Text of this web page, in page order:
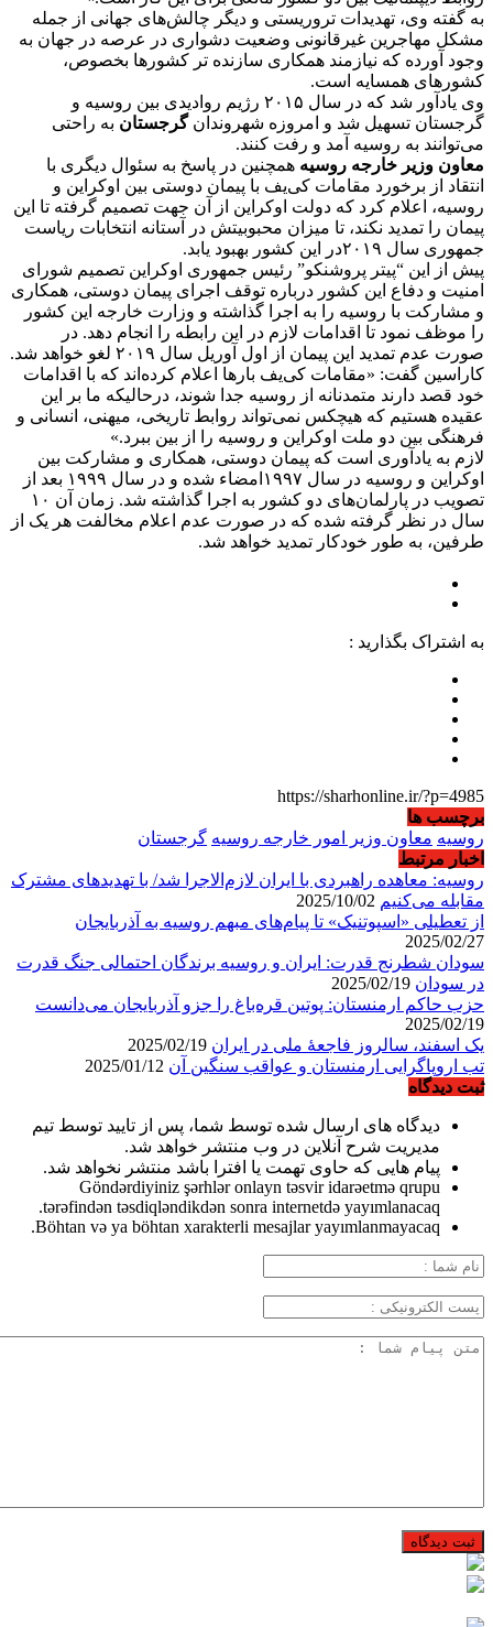
به گفته وی، تهدیدات تروریستی و دیگر چالش‌های جهانی از جمله
مشکل مهاجرین غیرقانونی وضعیت دشواری در عرصه در جهان به
وجود آورده که نیازمند همکاری سازنده تر کشورها بخصوص،
کشورهای همسایه است.
وی یادآور شد که در سال ۲۰۱۵ رژیم روادیدی بین روسیه و
گرجستان تسهیل شد و امروزه شهروندان گرجستان به راحتی
می‌توانند به روسیه آمد و رفت کنند.
معاون وزیر خارجه روسیه همچنین در پاسخ به سئوال دیگری با
انتقاد از برخورد مقامات کی‌یف با پیمان دوستی بین اوکراین و
روسیه، اعلام کرد که دولت اوکراین از آن جهت تصمیم گرفته تا این
پیمان را تمدید نکند، تا میزان محبوبیتش در آستانه انتخابات ریاست
جمهوری سال ۲۰۱۹در این کشور بهبود یابد.
پیش از این “پیتر پروشنکو” رئیس جمهوری اوکراین تصمیم شورای
امنیت و دفاع این کشور درباره توقف اجرای پیمان دوستی، همکاری
و مشارکت با روسیه را به اجرا گذاشته و وزارت خارجه این کشور
را موظف نمود تا اقدامات لازم در این رابطه را انجام دهد. در
صورت عدم تمدید این پیمان از اول آوریل سال ۲۰۱۹ لغو خواهد شد.
کاراسین گفت: «مقامات کی‌یف بارها اعلام کرده‌اند که با اقدامات
خود قصد دارند متمدنانه از روسیه جدا شوند، درحالیکه ما بر این
عقیده هستیم که هیچکس نمی‌تواند روابط تاریخی، میهنی، انسانی و
فرهنگی بین دو ملت اوکراین و روسیه را از بین ببرد.»
لازم به یادآوری است که پیمان دوستی، همکاری و مشارکت بین
اوکراین و روسیه در سال ۱۹۹۷امضاء شده و در سال ۱۹۹۹ بعد از
تصویب در پارلمان‌های دو کشور به اجرا گذاشته شد. زمان آن ۱۰
سال در نظر گرفته شده که در صورت عدم اعلام مخالفت هر یک از
طرفین، به طور خودکار تمدید خواهد شد.
به اشتراک بگذارید :
https://sharhonline.ir/?p=4985
برچسب ها
روسیه معاون وزیر امور خارجه روسیه گرجستان
اخبار مرتبط
روسیه: معاهده راهبردی با ایران لازم‌الاجرا شد/ با تهدیدهای مشترک
مقابله می‌کنیم
از تعطیلی «اسپوتنیک» تا پیام‌های مبهم روسیه به آذربایجان
2025/02/27
سودان شطرنج قدرت: ایران و روسیه برندگان احتمالی جنگ قدرت
در سودان
حزب حاکم ارمنستان: پوتین قره‌باغ را جزو آذربایجان می‌دانست
2025/02/19
یک اسفند، سالروز فاجعۀ ملی در ایران
تب اروپاگرایی ارمنستان و عواقب سنگین آن
ثبت دیدگاه
دیدگاه های ارسال شده توسط شما، پس از تایید توسط تیم
مدیریت شرح آنلاین در وب منتشر خواهد شد.
پیام هایی که حاوی تهمت یا افترا باشد منتشر نخواهد شد.
Göndərdiyiniz şərhlər onlayn təsvir idarəetmə qrupu
tərəfindən təsdiqləndikdən sonra internetdə yayımlanacaq.
Böhtan və ya böhtan xarakterli mesajlar yayımlanmayacaq.